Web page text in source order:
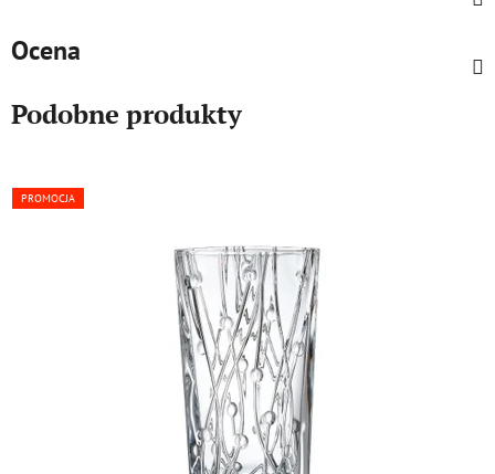
Ocena
Podobne produkty
PROMOCJA